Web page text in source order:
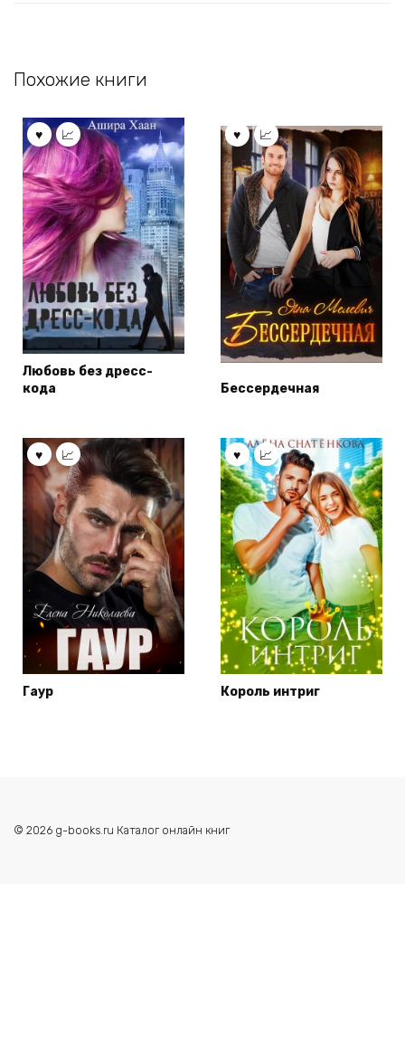
Похожие книги
Любовь без дресс-
кода
Бессердечная
Гаур Король интриг
© 2026 g-books.ru Каталог онлайн книг